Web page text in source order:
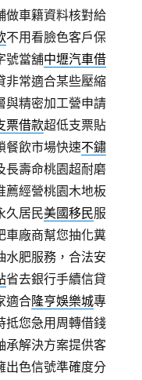
做車籍資料核對給
不用看臉色客戶保
號當舖中壢汽車借
非常適合某些壓縮
與精密加工營申請
票借款超低支票貼
餐飲市場快速不鏽
長壽命桃園超耐磨
薦經營桃園木地板
久居民美國移民服
車廠商幫您抽化糞
水肥服務，合法安
省去銀行手續信貸
適合隆亨娛樂城專
抵您急用周轉借錢
承解決方案提供客
出色信號準確度分